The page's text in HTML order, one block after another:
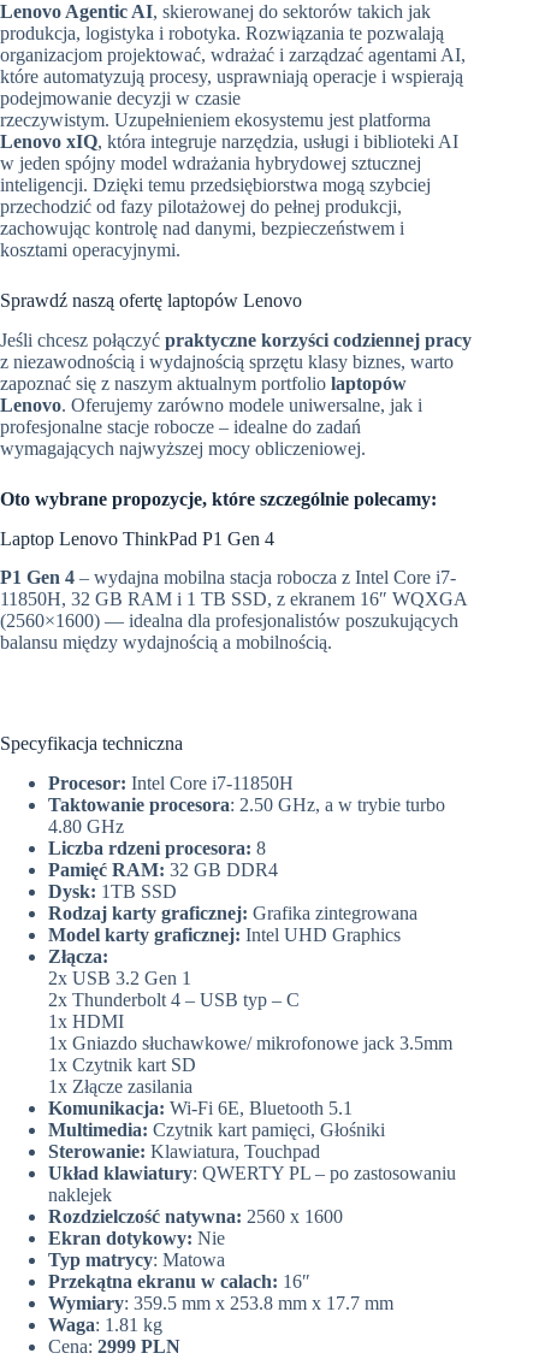
Lenovo Agentic AI, skierowanej do sektorów takich jak
produkcja, logistyka i robotyka. Rozwiązania te pozwalają
organizacjom projektować, wdrażać i zarządzać agentami AI,
które automatyzują procesy, usprawniają operacje i wspierają
podejmowanie decyzji w czasie
rzeczywistym. Uzupełnieniem ekosystemu jest platforma
Lenovo xIQ, która integruje narzędzia, usługi i biblioteki AI
w jeden spójny model wdrażania hybrydowej sztucznej
inteligencji. Dzięki temu przedsiębiorstwa mogą szybciej
przechodzić od fazy pilotażowej do pełnej produkcji,
zachowując kontrolę nad danymi, bezpieczeństwem i
kosztami operacyjnymi.
Sprawdź naszą ofertę laptopów Lenovo
Jeśli chcesz połączyć praktyczne korzyści codziennej pracy
z niezawodnością i wydajnością sprzętu klasy biznes, warto
zapoznać się z naszym aktualnym portfolio laptopów
Lenovo. Oferujemy zarówno modele uniwersalne, jak i
profesjonalne stacje robocze – idealne do zadań
wymagających najwyższej mocy obliczeniowej.
Oto wybrane propozycje, które szczególnie polecamy:
Laptop Lenovo ThinkPad P1 Gen 4
P1 Gen 4 – wydajna mobilna stacja robocza z Intel Core i7-
11850H, 32 GB RAM i 1 TB SSD, z ekranem 16″ WQXGA
(2560×1600) — idealna dla profesjonalistów poszukujących
balansu między wydajnością a mobilnością.
Specyfikacja techniczna
Procesor: Intel Core i7-11850H
Taktowanie procesora: 2.50 GHz, a w trybie turbo
4.80 GHz
Liczba rdzeni procesora: 8
Pamięć RAM: 32 GB DDR4
Dysk: 1TB SSD
Rodzaj karty graficznej: Grafika zintegrowana
Model karty graficznej: Intel UHD Graphics
Złącza:
2x USB 3.2 Gen 1
2x Thunderbolt 4 – USB typ – C
1x HDMI
1x Gniazdo słuchawkowe/ mikrofonowe jack 3.5mm
1x Czytnik kart SD
1x Złącze zasilania
Komunikacja: Wi-Fi 6E, Bluetooth 5.1
Multimedia: Czytnik kart pamięci, Głośniki
Sterowanie: Klawiatura, Touchpad
Układ klawiatury: QWERTY PL – po zastosowaniu
naklejek
Rozdzielczość natywna: 2560 x 1600
Ekran dotykowy: Nie
Typ matrycy: Matowa
Przekątna ekranu w calach: 16″
Wymiary: 359.5 mm x 253.8 mm x 17.7 mm
Waga: 1.81 kg
Cena: 2999 PLN